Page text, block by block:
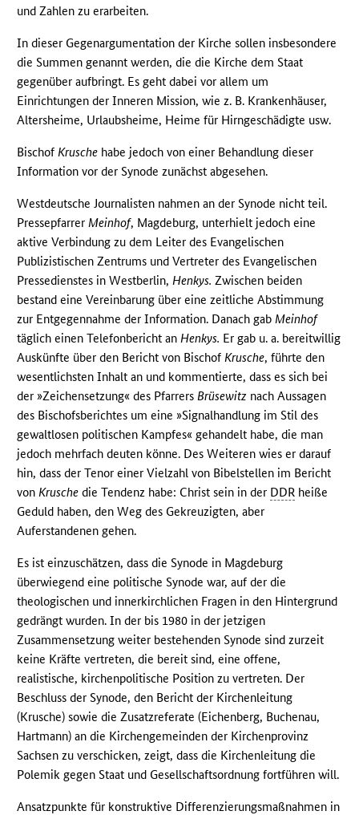
und Zahlen zu erarbeiten.
In dieser Gegenargumentation der Kirche sollen insbesondere
die Summen genannt werden, die die Kirche dem Staat
gegenüber aufbringt. Es geht dabei vor allem um
Einrichtungen der Inneren Mission, wie z. B. Krankenhäuser,
Altersheime, Urlaubsheime, Heime für Hirngeschädigte usw.
BischofKrusche habe jedoch von einer Behandlung dieser
Information vor der Synode zunächst abgesehen.
Westdeutsche Journalisten nahmen an der Synode nicht teil.
PressepfarrerMeinhof, Magdeburg, unterhielt jedoch eine
aktive Verbindung zu dem Leiter des Evangelischen
Publizistischen Zentrums und Vertreter des Evangelischen
Pressedienstes in Westberlin,Henkys. Zwischen beiden
bestand eine Vereinbarung über eine zeitliche Abstimmung
zur Entgegennahme der Information. Danach gabMeinhof
täglich einen Telefonbericht anHenkys. Er gab u. a. bereitwillig
Auskünfte über den Bericht von BischofKrusche, führte den
wesentlichsten Inhalt an und kommentierte, dass es sich bei
der »Zeichensetzung« des PfarrersBrüsewitz nach Aussagen
des Bischofsberichtes um eine »Signalhandlung im Stil des
gewaltlosen politischen Kampfes« gehandelt habe, die man
jedoch mehrfach deuten könne. Des Weiteren wies er darauf
hin, dass der Tenor einer Vielzahl von Bibelstellen im Bericht
vonKrusche die Tendenz habe: Christ sein in der DDR heiße
Geduld haben, den Weg des Gekreuzigten, aber
Auferstandenen gehen.
Es ist einzuschätzen, dass die Synode in Magdeburg
überwiegend eine politische Synode war, auf der die
theologischen und innerkirchlichen Fragen in den Hintergrund
gedrängt wurden. In der bis 1980 in der jetzigen
Zusammensetzung weiter bestehenden Synode sind zurzeit
keine Kräfte vertreten, die bereit sind, eine offene,
realistische, kirchenpolitische Position zu vertreten. Der
Beschluss der Synode, den Bericht der Kirchenleitung
(Krusche) sowie die Zusatzreferate (Eichenberg, Buchenau,
Hartmann) an die Kirchengemeinden der Kirchenprovinz
Sachsen zu verschicken, zeigt, dass die Kirchenleitung die
Polemik gegen Staat und Gesellschaftsordnung fortführen will.
Ansatzpunkte für konstruktive Differenzierungsmaßnahmen in